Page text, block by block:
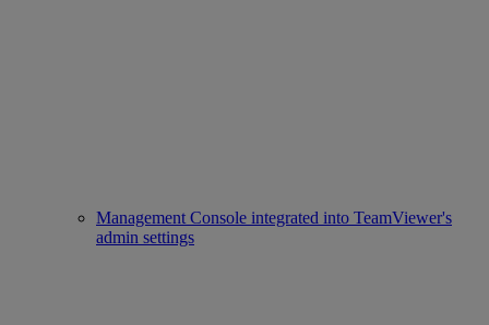
Management Console integrated into TeamViewer's
admin settings